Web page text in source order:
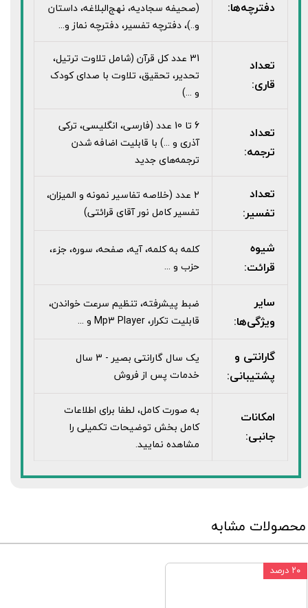
دفترچه‌ها:
(صحیفه سجادیه، نهج‌البلاغه، داستان
و..)، دفترچه تفسیر، دفترچه نماز و...
تعداد
قاری:
31 عدد کل قرآن (شامل تلاوت ترتیل،
تحدیر، تحقیق، تلاوت با صدای کودک
و ...)
تعداد
ترجمه:
6 تا 10 عدد (فارسی، انگلیسی، ترکی
آذری و ...) با قابلیت اضافه شدن
ترجمه‌های جدید
تعداد
تفسیر:
2 عدد (خلاصه تفاسیر نمونه و المیزان،
تفسیر کامل نور آقای قرائتی)
شیوه
قرائت:
کلمه به کلمه، آیه، صفحه، سوره، جزء،
حزب و ...
سایر
ویژگی‌ها:
ضبط پيشرفته، تنظيم سرعت خواندن،
قابليت تکرار، Mp3 Player و ...
گارانتی و
پشتیبانی:
یک سال گارانتی بصیر - 3 سال
خدمات پس از فروش
امکانات
جانبی:
به صورت کامل، لطفا برای اطلاعات
کامل بخش توضیحات تکمیلی را
مشاهده نمایید.
محصولات مشابه
۲۰ درصد